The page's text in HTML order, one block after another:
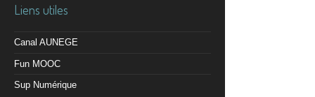
Liens utiles
Canal AUNEGE
Fun MOOC
Sup Numérique